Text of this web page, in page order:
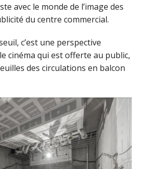
avec le monde de l’image des
du centre commercial.
c’est une perspective
cinéma qui est offerte au public,
des circulations en balcon